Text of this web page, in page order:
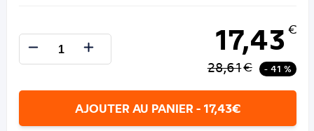
17,43 €
28,61€ - 41 %
AJOUTER AU PANIER - 17,43€